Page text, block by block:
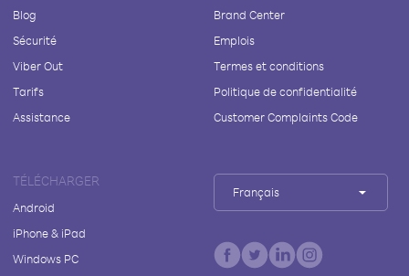
Blog
Sécurité
Viber Out
Tarifs
Assistance
Brand Center
Emplois
Termes et conditions
Politique de confidentialité
Customer Complaints Code
TÉLÉCHARGER
Android
iPhone & iPad
Windows PC
Français